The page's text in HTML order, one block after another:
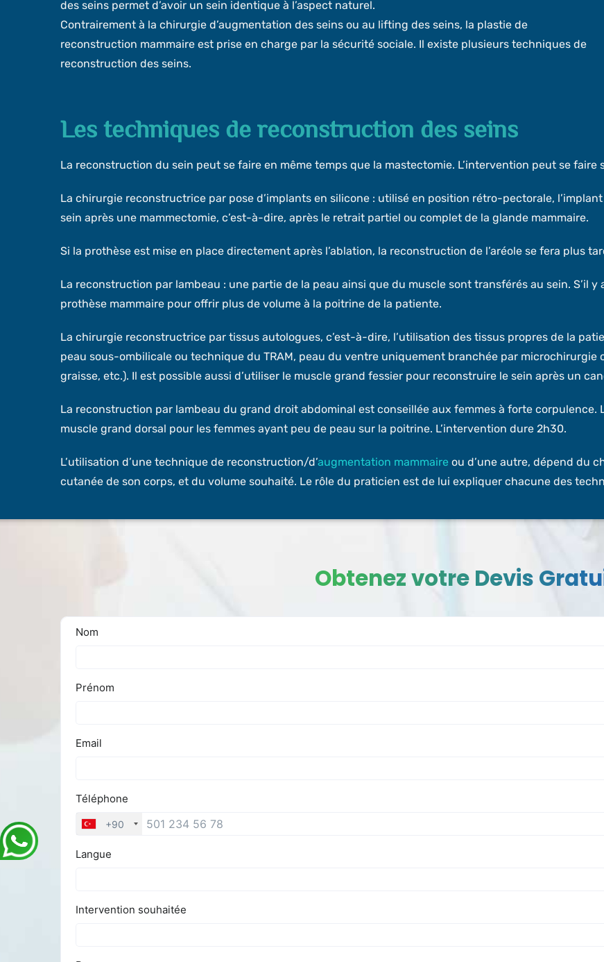
des seins permet d’avoir un sein identique à l’aspect naturel.
Contrairement à la chirurgie d’augmentation des seins ou au lifting des seins, la plastie de
reconstruction mammaire est prise en charge par la sécurité sociale. Il existe plusieurs techniques de
reconstruction des seins.
Les techniques de reconstruction des seins
La reconstruction du sein peut se faire en même temps que la mastectomie. L’intervention peut se faire
La chirurgie reconstructrice par pose d’implants en silicone : utilisé en position rétro-pectorale,
sein après une mammectomie, c’est-à-dire, après le retrait partiel ou complet de la glande mammaire.
Si la prothèse est mise en place directement après l’ablation, la reconstruction de l’aréole se fera plus
La reconstruction par lambeau : une partie de la peau ainsi que du muscle sont transférés au sein. S’il
prothèse mammaire pour offrir plus de volume à la poitrine de la patiente.
La chirurgie reconstructrice par tissus autologues, c’est-à-dire, l’utilisation des tissus propres de la
peau sous-ombilicale ou technique du TRAM, peau du ventre uniquement branchée par microchirurgie
graisse, etc.). Il est possible aussi d’utiliser le muscle grand fessier pour reconstruire le sein après un
La reconstruction par lambeau du grand droit abdominal est conseillée aux femmes à forte corpulence.
muscle grand dorsal pour les femmes ayant peu de peau sur la poitrine. L’intervention dure 2h30.
L’utilisation d’une technique de reconstruction/d’augmentation mammaire ou d’une autre, dépend du
cutanée de son corps, et du volume souhaité. Le rôle du praticien est de lui expliquer chacune des
Obtenez votre Devis